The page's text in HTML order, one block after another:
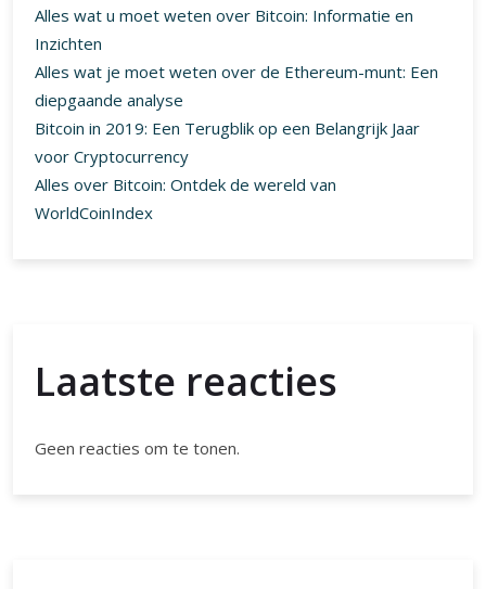
Alles wat u moet weten over Bitcoin: Informatie en
Inzichten
Alles wat je moet weten over de Ethereum-munt: Een
diepgaande analyse
Bitcoin in 2019: Een Terugblik op een Belangrijk Jaar
voor Cryptocurrency
Alles over Bitcoin: Ontdek de wereld van
WorldCoinIndex
Laatste reacties
Geen reacties om te tonen.